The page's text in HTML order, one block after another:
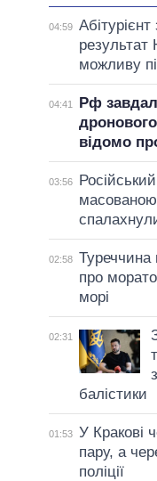
04:59
результат
можливу
04:41
Рф
відомо
03:56
масованою
02:58
про
морі
02:31
балістики
01:53 У Кракові
пару, а
поліції